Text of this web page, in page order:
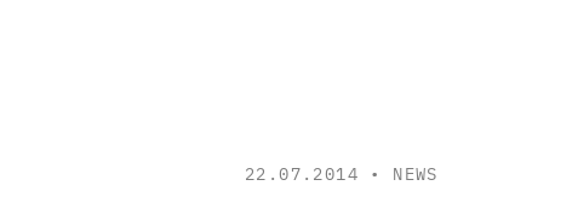
22.07.2014 • NEWS